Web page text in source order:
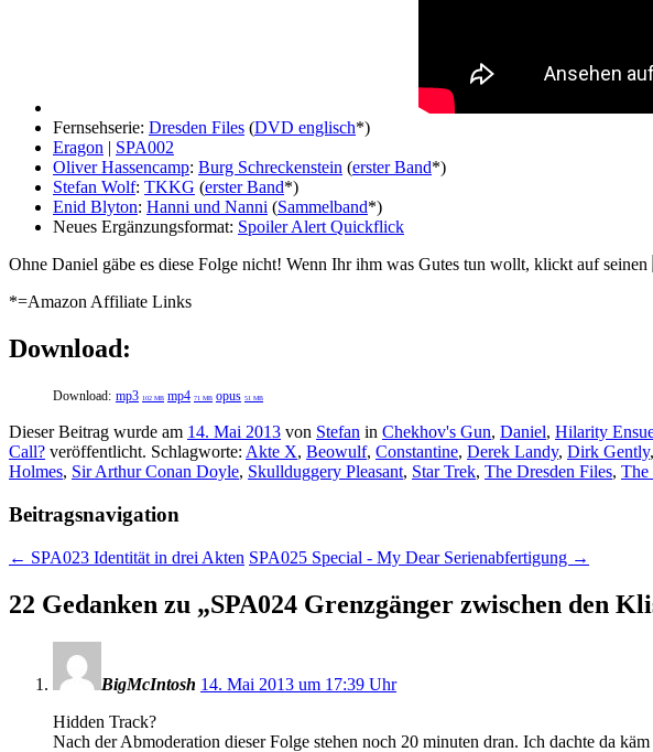
Fernsehserie: Dresden Files (DVD englisch*)
Eragon | SPA002
Oliver Hassencamp: Burg Schreckenstein (erster Band*)
Stefan Wolf: TKKG (erster Band*)
Enid Blyton: Hanni und Nanni (Sammelband*)
Neues Ergänzungsformat: Spoiler Alert Quickflick
Ohne Daniel gäbe es diese Folge nicht! Wenn Ihr ihm was Gutes tun wollt, klickt auf seinen
*=Amazon Affiliate Links
Download:
Download: mp3 102 MB mp4 71 MB opus 51 MB
Dieser Beitrag wurde am 14. Mai 2013 von Stefan in Chekhov's Gun, Daniel, Hilarity
Call? veröffentlicht. Schlagworte: Akte X, Beowulf, Constantine, Derek Landy, Dirk Gently,
Holmes, Sir Arthur Conan Doyle, Skullduggery Pleasant, Star Trek, The Dresden Files, The
Beitragsnavigation
← SPA023 Identität in drei Akten SPA025 Special - My Dear Serienabfertigung →
22 Gedanken zu „SPA024 Grenzgänger zwischen den
BigMcIntosh 14. Mai 2013 um 17:39 Uhr
Hidden Track?
Nach der Abmoderation dieser Folge stehen noch 20 minuten dran. Ich dachte da